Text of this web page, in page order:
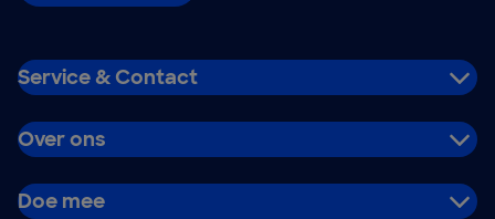
Service & Contact
Over ons
Doe mee